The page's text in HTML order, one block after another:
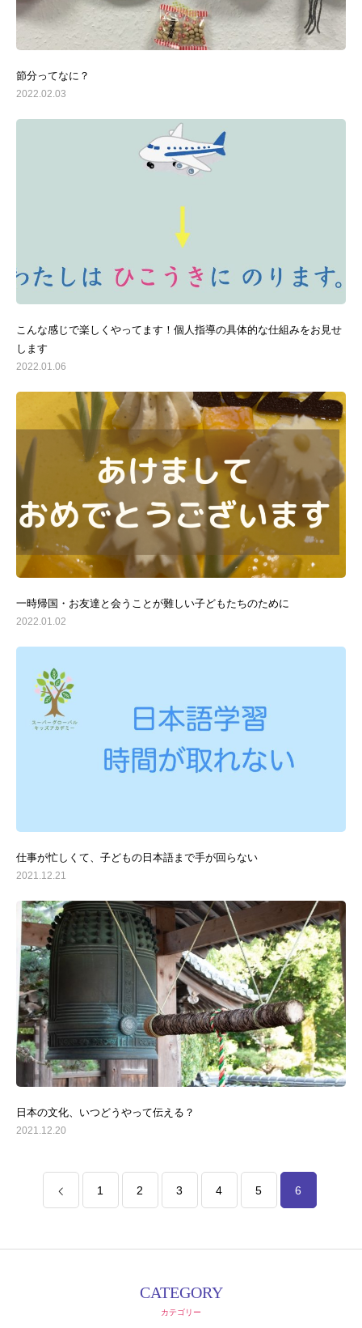
節分ってなに？
2022.02.03
こんな感じで楽しくやってます！個人指導の具体的な仕組みをお見せ
します
2022.01.06
一時帰国・お友達と会うことが難しい子どもたちのために
2022.01.02
仕事が忙しくて、子どもの日本語まで手が回らない
2021.12.21
日本の文化、いつどうやって伝える？
2021.12.20
1 2 3 4 5 6
CATEGORY
カテゴリー